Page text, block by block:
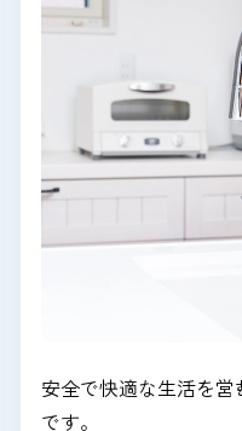
安全で快適な生活を
です。